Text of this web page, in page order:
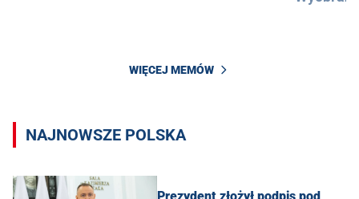
WIĘCEJ MEMÓW
NAJNOWSZE POLSKA
Prezydent złożył podpis pod